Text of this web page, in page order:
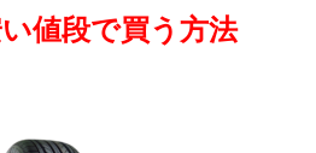
値段で買う方法